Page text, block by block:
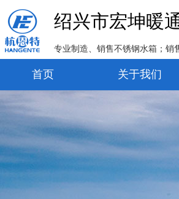
绍兴市宏坤暖
专业制造、销售不锈钢水箱；销
首页 关于我们